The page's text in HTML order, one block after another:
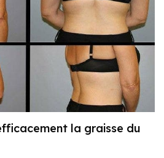
la graisse du